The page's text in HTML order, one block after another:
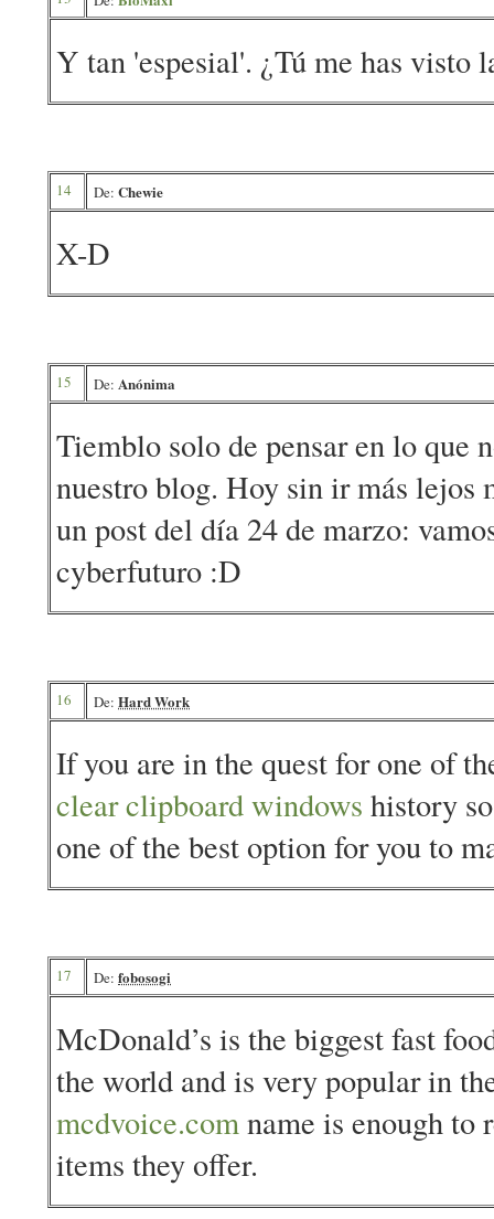
Y tan 'espesial'. ¿Tú me has visto
14 De: Chewie
X-D
15 De: Anónima
Tiemblo solo de pensar en lo que
nuestro blog. Hoy sin ir más lejos
un post del día 24 de marzo:
cyberfuturo :D
16 De: Hard Work
If you are in the quest for one of
clear clipboard windows history
one of the best option for you to
17 De: fobosogi
McDonald’s is the biggest fast
the world and is very popular in
mcdvoice.comname is enough to
items they offer.